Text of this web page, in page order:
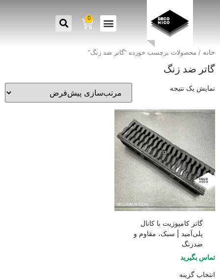
0
خانه / محصولات برچسب خورده “گاتر ضد زنگ”
گاتر ضد زنگ
نمایش یک نتیجه
گاتر کامپوزیت با کانال
پلی‌آمید | سبک، مقاوم و
ضدزنگ
تماس بگیرید
انتخاب گزینه